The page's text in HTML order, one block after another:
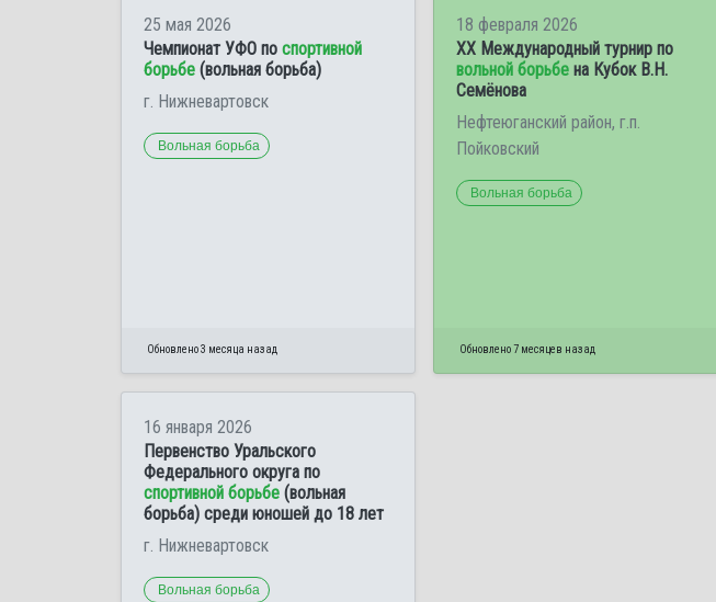
25 мая 2026
Чемпионат УФО по спортивной
борьбе (вольная борьба)
г. Нижневартовск
Вольная борьба
Обновлено 3 месяца назад
18 февраля 2026
XX Международный турнир по
вольной борьбе на Кубок В.Н.
Семёнова
Нефтеюганский район, г.п.
Пойковский
Вольная борьба
Обновлено 7 месяцев назад
16 января 2026
Первенство Уральского
Федерального округа по
спортивной борьбе (вольная
борьба) среди юношей до 18 лет
г. Нижневартовск
Вольная борьба